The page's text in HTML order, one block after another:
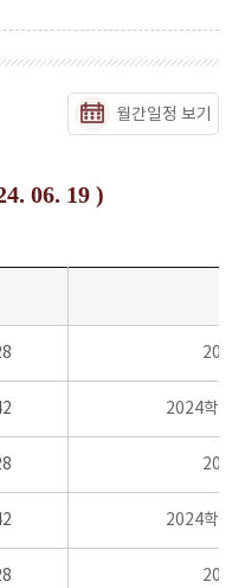
월간일정 보기
06. 19 )
2024학
2024학